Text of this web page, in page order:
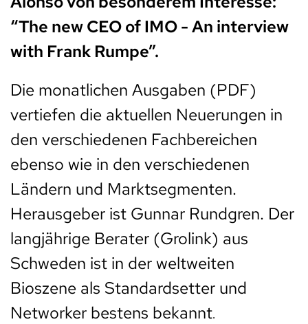
“The new CEO of IMO - An interview
with Frank Rumpe”.
Die monatlichen Ausgaben (PDF)
vertiefen die aktuellen Neuerungen in
den verschiedenen Fachbereichen
ebenso wie in den verschiedenen
Ländern und Marktsegmenten.
Herausgeber ist Gunnar Rundgren. Der
langjährige Berater (Grolink) aus
Schweden ist in der weltweiten
Bioszene als Standardsetter und
Networker bestens bekannt.